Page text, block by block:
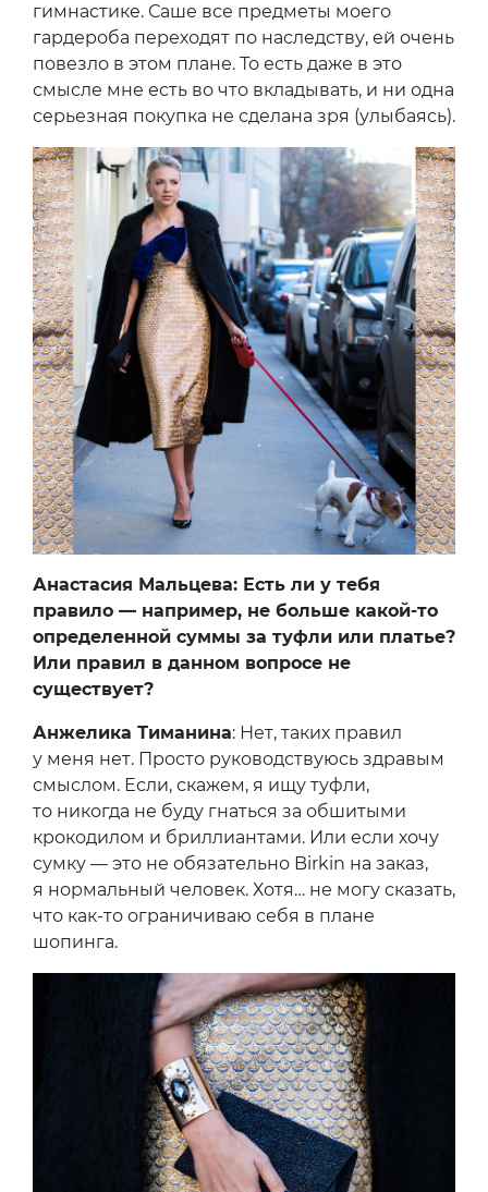
гимнастике. Саше все предметы моего
гардероба переходят по наследству, ей очень
повезло в этом плане. То есть даже в это
смысле мне есть во что вкладывать, и ни одна
серьезная покупка не сделана зря (улыбаясь).
Анастасия Мальцева: Есть ли у тебя
правило — например, не больше какой-то
определенной суммы за туфли или платье?
Или правил в данном вопросе не
существует?
Анжелика Тиманина: Нет, таких правил
у меня нет. Просто руководствуюсь здравым
смыслом. Если, скажем, я ищу туфли,
то никогда не буду гнаться за обшитыми
крокодилом и бриллиантами. Или если хочу
сумку — это не обязательно Birkin на заказ,
я нормальный человек. Хотя… не могу сказать,
что как-то ограничиваю себя в плане
шопинга.